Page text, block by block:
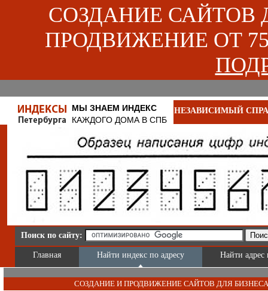
СОЗДАНИЕ САЙТОВ
ПРОДВИЖЕНИЕ ОТ
МЫ ЗНАЕМ ИНДЕКС
КАЖДОГО ДОМА В СПБ
НЕЗАВИСИМЫЙ
Поиск по сайту:
Главная Найти индекс по адресу Найти адрес
СОЗДАНИЕ И ПРОДВИЖЕНИЕ САЙТОВ ДЛЯ